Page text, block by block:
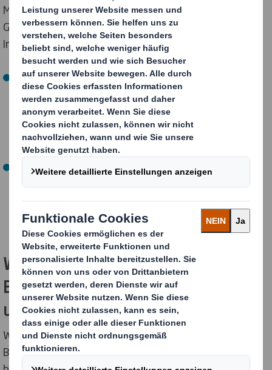
Managementteam, ein eigenständiges
Geschäftsmodell sowie eine eigene
Investitionsstrategie verfügen.
Europa, Naher Osten & Afrika (EMEA)
Im Zuge der Trennung werden sämtliche bisherigen
Geschäftsaktivitäten von DS Smith und International
Paper in der EMEA-Region in einem neuen,
börsennotierten Unternehmen unter dem Namen DS
Smith zusammengefasst.
Nordamerika
Das Unternehmen wird in Nordamerika weiterhin als
das kürzlich übernommene DS Smith-Geschäft
umfassen.
Wichtig ist: Für unsere Kunden in der
EMEA-Region ändert sich nichts an
unserer Zusammenarbeit.
Wir werden weiterhin ein breites Spektrum an
Branchen mit nachhaltigen Verpackungslösungen